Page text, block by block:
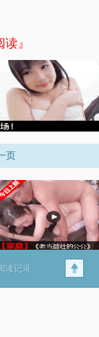
』
页
读记录